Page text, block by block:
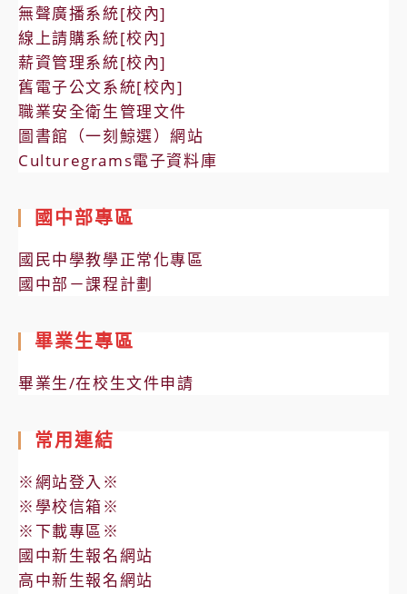
無聲廣播系統[校內]
線上請購系統[校內]
薪資管理系統[校內]
舊電子公文系統[校內]
職業安全衛生管理文件
圖書館（一刻鯨選）網站
Culturegrams電子資料庫
國中部專區
國民中學教學正常化專區
國中部－課程計劃
畢業生專區
畢業生/在校生文件申請
常用連結
※網站登入※
※學校信箱※
※下載專區※
國中新生報名網站
高中新生報名網站